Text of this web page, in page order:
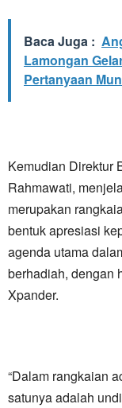
Baca Juga :
Lamongan
Pertanyaan
Kemudian Direktur
Rahmawati,
merupakan
bentuk apresiasi
agenda utama
berhadiah, dengan
Xpander.
“Dalam rangkaian
satunya adalah